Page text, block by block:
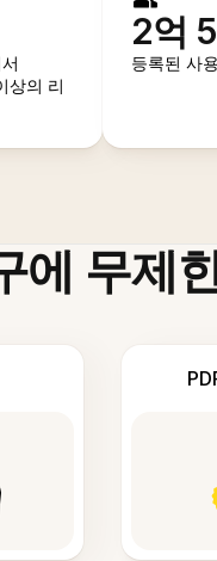
상의 리
2억
등록된 사
에 무제